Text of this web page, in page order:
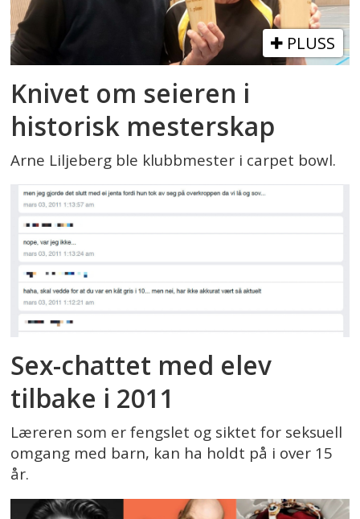
PLUSS
Knivet om seieren i
historisk mesterskap
Arne Liljeberg ble klubbmester i carpet bowl.
Sex-chattet med elev
tilbake i 2011
Læreren som er fengslet og siktet for seksuell
omgang med barn, kan ha holdt på i over 15
år.